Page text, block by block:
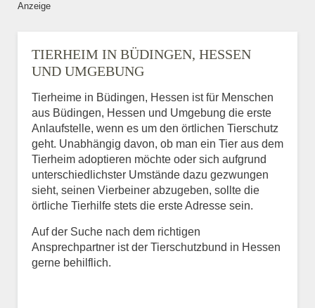
Anzeige
TIERHEIM IN BÜDINGEN, HESSEN
UND UMGEBUNG
Tierheime in Büdingen, Hessen ist für Menschen
aus Büdingen, Hessen und Umgebung die erste
Anlaufstelle, wenn es um den örtlichen Tierschutz
geht. Unabhängig davon, ob man ein Tier aus dem
Tierheim adoptieren möchte oder sich aufgrund
unterschiedlichster Umstände dazu gezwungen
sieht, seinen Vierbeiner abzugeben, sollte die
örtliche Tierhilfe stets die erste Adresse sein.
Auf der Suche nach dem richtigen
Ansprechpartner ist der Tierschutzbund in Hessen
gerne behilflich.